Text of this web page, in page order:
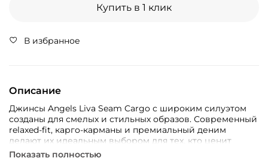
Купить в 1 клик
В избранное
Описание
Джинсы Angels Liva Seam Cargo с широким силуэтом
созданы для смелых и стильных образов. Современный
relaxed-fit, карго-карманы и премиальный деним
делают их идеальным выбором для тех, кто ценит
комфорт и тренды.
Показать полностью